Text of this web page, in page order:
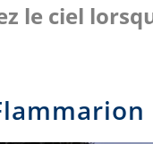
le ciel